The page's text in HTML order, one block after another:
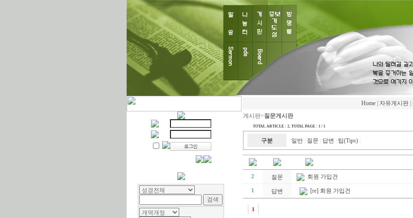
Home| 자유게시판|
게시판>질문게시판
TOTAL ARTICLE : 2, TOTAL PAGE : 1 / 1
구분 일반 질문 답변 팁(Tips)
2 질문 회원 가입건
1 답변 [re] 회원 가입건
1